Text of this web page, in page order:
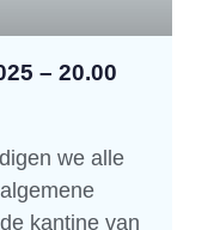
– 20.00
we alle
kantine van